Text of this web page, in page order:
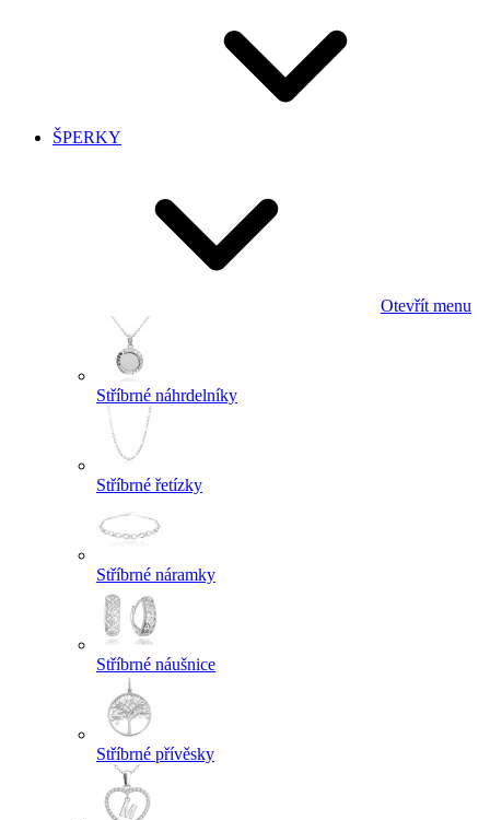
ŠPERKY
Otevřít menu
Stříbrné náhrdelníky
Stříbrné řetízky
Stříbrné náramky
Stříbrné náušnice
Stříbrné přívěsky